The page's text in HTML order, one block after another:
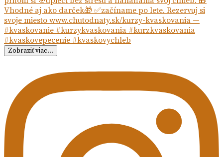
Zobraziť viac...